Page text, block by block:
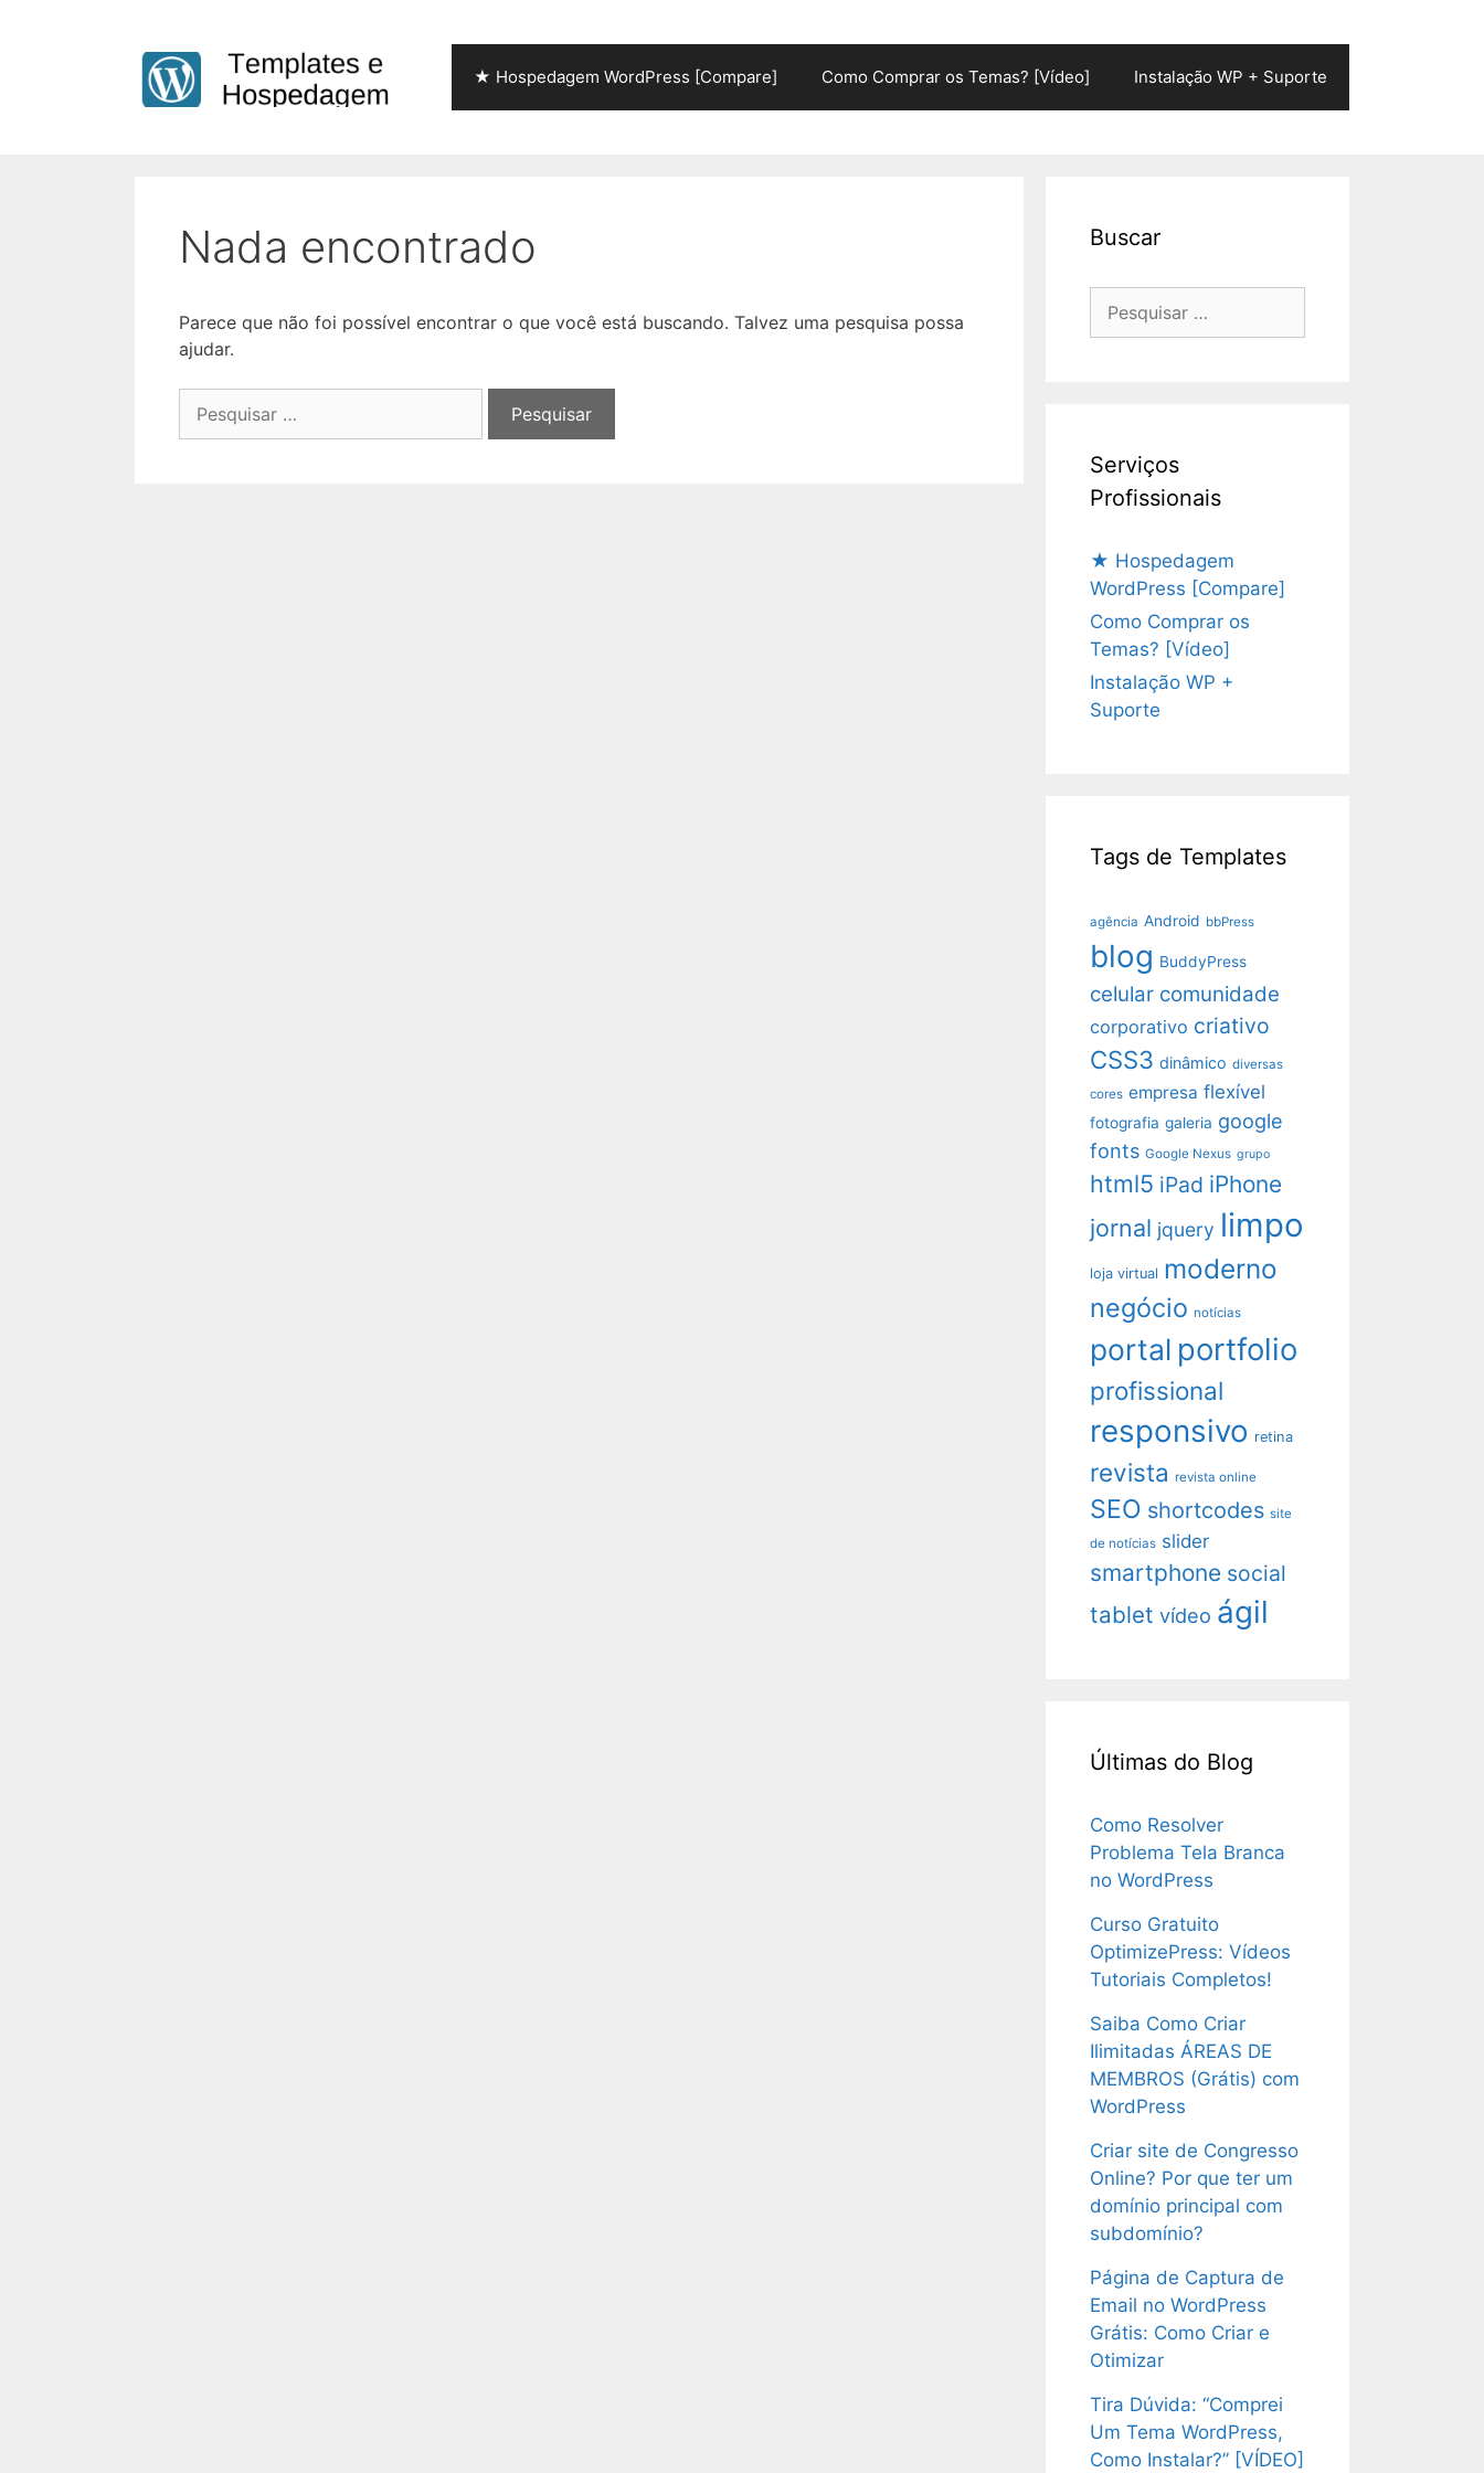
★ Hospedagem WordPress [Compare] Como Comprar os Temas? [Vídeo] Instalação WP + Suporte
Nada encontrado
Parece que não foi possível encontrar o que você está buscando. Talvez uma pesquisa possa
ajudar.
por:
Buscar
Serviços
Profissionais
★ Hospedagem
WordPress [Compare]
Como Comprar os
Temas? [Vídeo]
Instalação WP +
Suporte
Tags de Templates
agência Android bbPress
blog BuddyPress
celular comunidade
corporativo criativo
CSS3 dinâmico diversas
cores empresa flexível
fotografia galeria google
fonts Google Nexus grupo
html5 iPad iPhone
jornal jquery limpo
loja virtual moderno
negócio notícias
portal portfolio
profissional
responsivo retina
revista revista online
SEO shortcodes site
de notícias slider
smartphone social
tablet vídeo ágil
Últimas do Blog
Como Resolver
Problema Tela Branca
no WordPress
Curso Gratuito
OptimizePress: Vídeos
Tutoriais Completos!
Saiba Como Criar
Ilimitadas ÁREAS DE
MEMBROS (Grátis) com
WordPress
Criar site de Congresso
Online? Por que ter um
domínio principal com
subdomínio?
Página de Captura de
Email no WordPress
Grátis: Como Criar e
Otimizar
Tira Dúvida: “Comprei
Um Tema WordPress,
Como Instalar?” [VÍDEO]